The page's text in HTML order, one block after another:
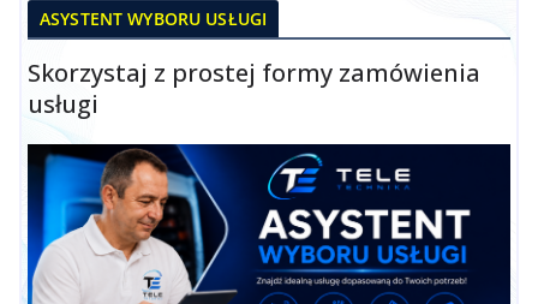
ASYSTENT WYBORU USŁUGI
Skorzystaj z prostej formy zamówienia
usługi